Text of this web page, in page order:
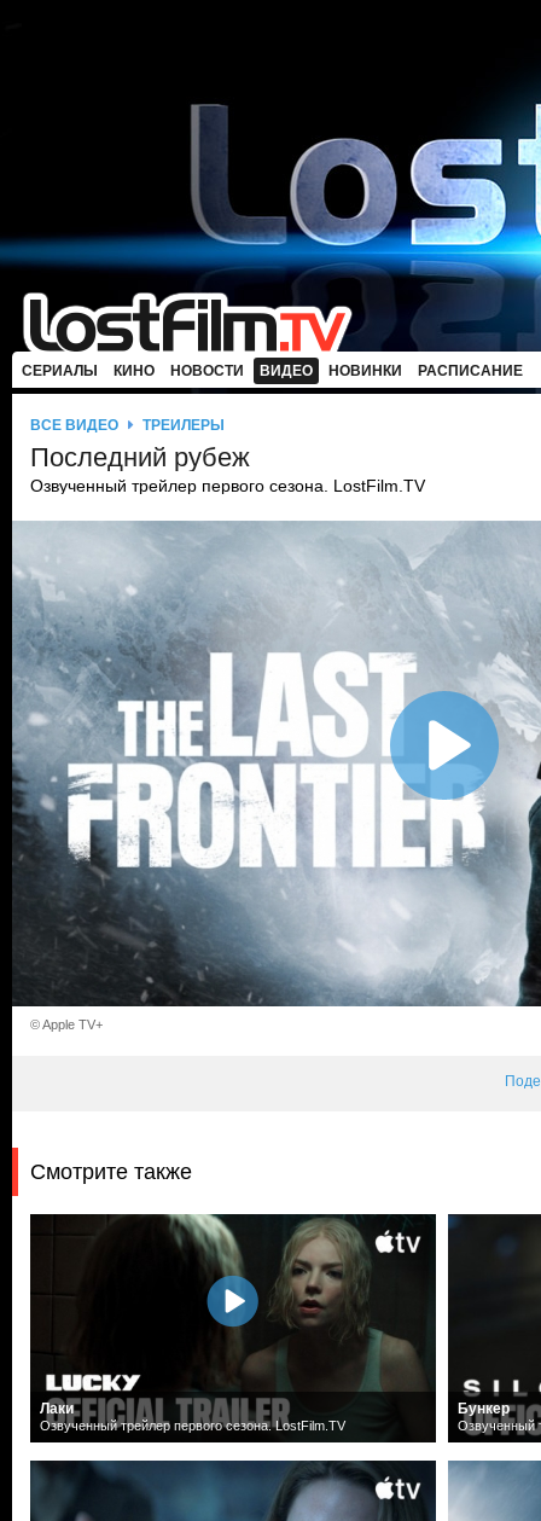
СЕРИАЛЫ КИНО НОВОСТИ ВИДЕО НОВИНКИ РАСПИСАНИЕ
ВСЕ ВИДЕО ТРЕЙЛЕРЫ
Последний рубеж
Озвученный трейлер первого сезона. LostFilm.TV
© Apple TV+
Смотрите также
Лаки
Озвученный трейлер первого сезона. LostFilm.TV
Бункер
Озвученный